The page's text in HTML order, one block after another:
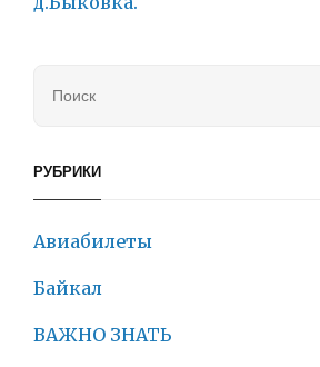
РУБРИКИ
Авиабилеты
Байкал
ВАЖНО ЗНАТЬ